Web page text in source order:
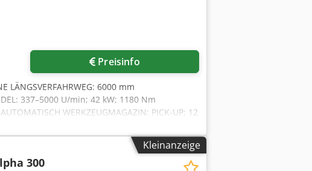
Preisinfo
LÄNGSVERFAHRWEG: 6000 mm
337–5000 U/min; 42 kW; 1180 Nm
WERKZEUGMAGAZIN: PICK-UP; 12
KOPFWECHSEL; DRUCKLUFT DURCH DAS
Kleinanzeige
300